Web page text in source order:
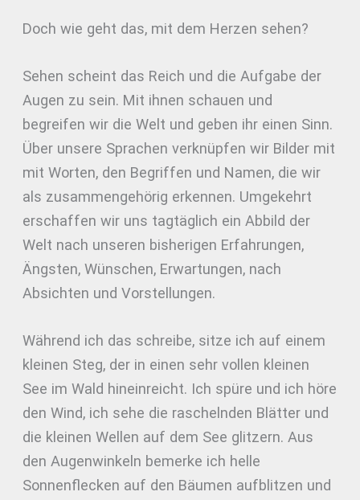
Doch wie geht das, mit dem Herzen sehen?
Sehen scheint das Reich und die Aufgabe der
Augen zu sein. Mit ihnen schauen und
begreifen wir die Welt und geben ihr einen Sinn.
Über unsere Sprachen verknüpfen wir Bilder mit
mit Worten, den Begriffen und Namen, die wir
als zusammengehörig erkennen. Umgekehrt
erschaffen wir uns tagtäglich ein Abbild der
Welt nach unseren bisherigen Erfahrungen,
Ängsten, Wünschen, Erwartungen, nach
Absichten und Vorstellungen.
Während ich das schreibe, sitze ich auf einem
kleinen Steg, der in einen sehr vollen kleinen
See im Wald hineinreicht. Ich spüre und ich höre
den Wind, ich sehe die raschelnden Blätter und
die kleinen Wellen auf dem See glitzern. Aus
den Augenwinkeln bemerke ich helle
Sonnenflecken auf den Bäumen aufblitzen und